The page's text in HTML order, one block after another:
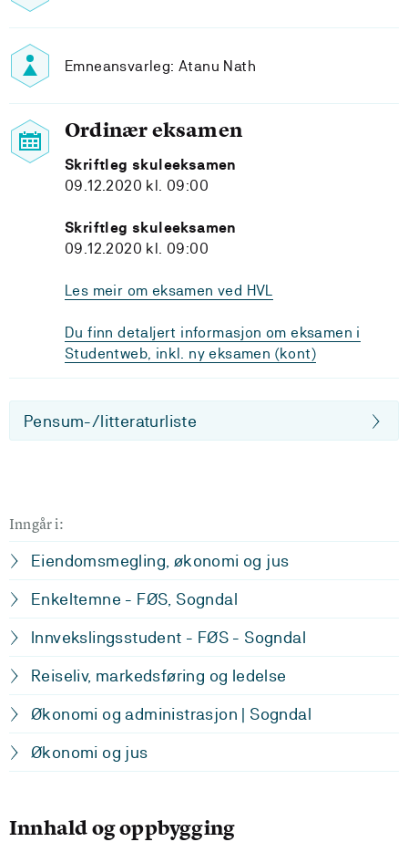
Emneansvarleg: Atanu Nath
Ordinær eksamen
Skriftleg skuleeksamen
09.12.2020 kl. 09:00
Skriftleg skuleeksamen
09.12.2020 kl. 09:00
Les meir om eksamen ved HVL
Du finn detaljert informasjon om eksamen i
Studentweb, inkl. ny eksamen (kont)
Pensum-/litteraturliste
Inngår i:
Eiendomsmegling, økonomi og jus
Enkeltemne - FØS, Sogndal
Innvekslingsstudent - FØS - Sogndal
Reiseliv, markedsføring og ledelse
Økonomi og administrasjon | Sogndal
Økonomi og jus
Innhald og oppbygging